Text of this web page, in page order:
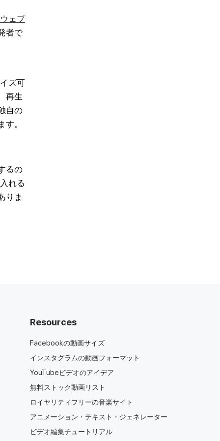
ウェブ
者で
ズ可
再生
自の
。
るの
れる
りま
Resources
Facebookの動画サイズ
インスタグラムの動画フォーマット
YouTubeビデオのアイデア
無料ストック動画リスト
ロイヤリティフリーの音楽サイト
アニメーション・テキスト・ジェネレーター
ビデオ編集チュートリアル